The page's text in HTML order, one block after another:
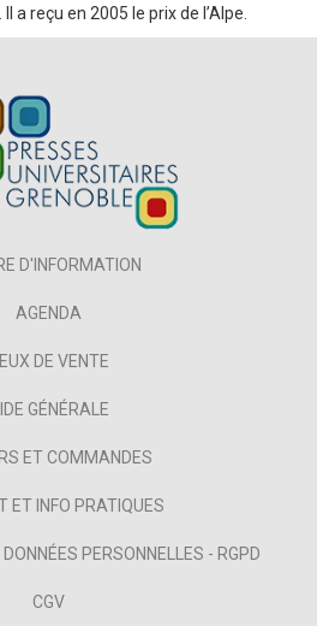
a reçu en 2005 le prix de l’Alpe.
D'INFORMATION
AGENDA
DE VENTE
GÉNÉRALE
ET COMMANDES
ET INFO PRATIQUES
PERSONNELLES - RGPD
CGV